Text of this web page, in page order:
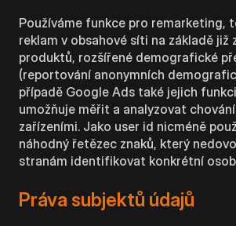
Používáme funkce pro remarketing,
reklam v obsahové síti na základě již
produktů, rozšířené demografické
(reportování anonymních
případě Google Ads také jejich
umožňuje měřit a analyzovat
zařízeními. Jako user id nicméně
náhodný řetězec znaků, který
stranám identifikovat konkrétní
Práva subjektů údajů